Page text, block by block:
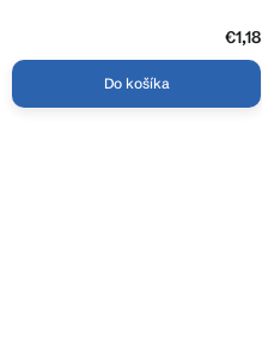
€1,18
Do košíka